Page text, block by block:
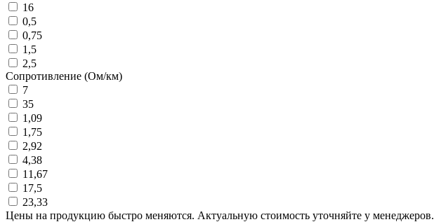
16
0,5
0,75
1,5
2,5
Сопротивление (Ом/км)
7
35
1,09
1,75
2,92
4,38
11,67
17,5
23,33
Цены на продукцию быстро меняются. Актуальную стоимость уточняйте у менеджеров.